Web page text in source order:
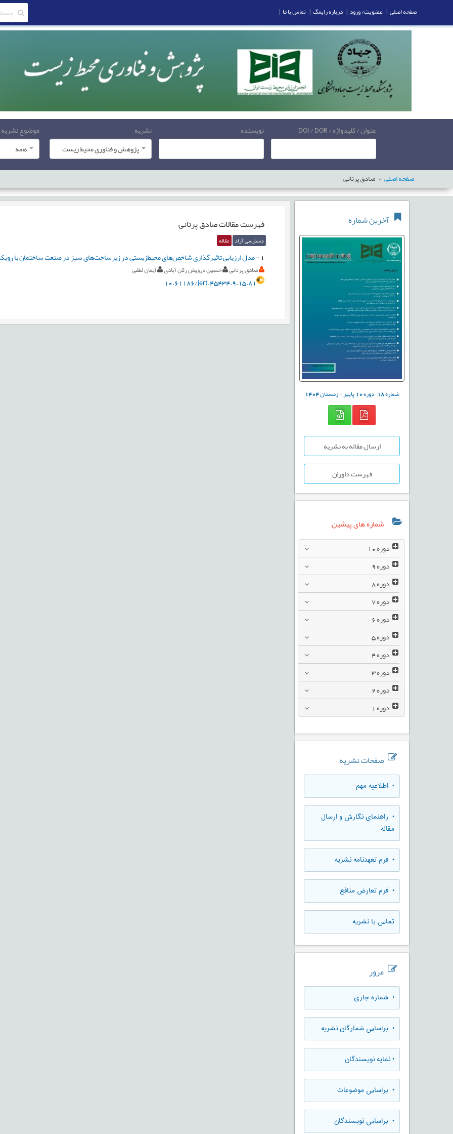
عنوان / کلیدواژه / DOI / DOR نویسنده
نشریه
پژوهش و فناوری محیط زیست
موضوع نشریه
همه
صفحه اصلی صادق پرتانی
آخرین شماره
شماره18 دوره10پاییز - زمستان1404
ارسال مقاله به نشریه
فهرست داوران
شماره های پیشین
دوره
دوره
دوره
دوره
دوره
دوره
دوره
دوره
دوره
دوره
صفحات نشریه
• اطلاعیه مهم
• راهنمای نگارش و ارسال
مقاله
• فرم تعهدنامه نشریه
• فرم تعارض منافع
تماس با نشریه
مرور
• شماره جاری
• براساس شمارگان نشریه
•نمایه نویسندگان
• براساس موضوعات
• براساس نویسندگان
فهرست مقالاتصادق پرتانی
دسترسی آزاد مقاله
1
-مدل ارزیابی تاثیرگذاری شاخص‌های محیط‌زیستی در زیرسا‌خت‌های سبز در صنعت ساختمان با
صادق پرتانی حسین درویش رکن آبادی ایمان لطفی
10.61186/jert.45434.9.15.81
صفحه اصلی | عضویت/ ورود | درباره رایمگ | تماس با ما |